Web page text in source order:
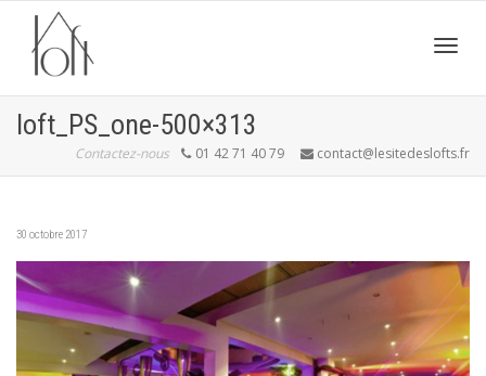
loft_PS_one-500×313
Contactez-nous 01 42 71 40 79 contact@lesitedeslofts.fr
30 octobre 2017